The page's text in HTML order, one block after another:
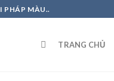
PHÁP MÀU..
TRANG CHỦ